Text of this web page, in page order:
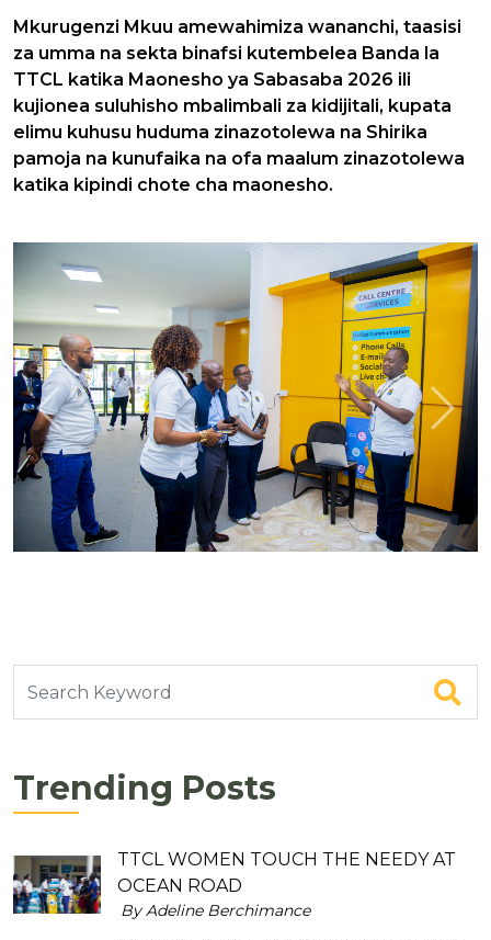
Mkurugenzi Mkuu amewahimiza wananchi, taasisi
za umma na sekta binafsi kutembelea Banda la
TTCL katika Maonesho ya Sabasaba 2026 ili
kujionea suluhisho mbalimbali za kidijitali, kupata
elimu kuhusu huduma zinazotolewa na Shirika
pamoja na kunufaika na ofa maalum zinazotolewa
katika kipindi chote cha maonesho.
Previous Next
Trending Posts
TTCL WOMEN TOUCH THE NEEDY AT
OCEAN ROAD
By Adeline Berchimance